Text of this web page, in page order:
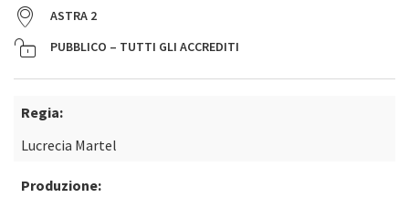
ASTRA 2
PUBBLICO – TUTTI GLI ACCREDITI
Regia:
Lucrecia Martel
Produzione: